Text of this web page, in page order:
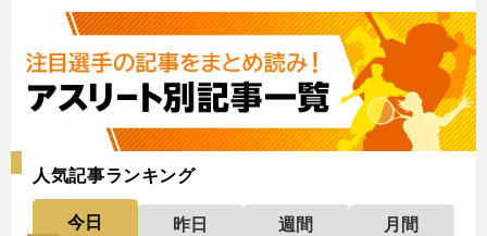
人気記事ランキング
今日 昨日 週間
月間